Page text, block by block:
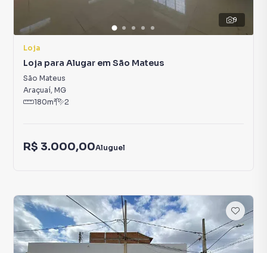
9
Loja
Loja para Alugar em São Mateus
São Mateus
Araçuaí, MG
180m² 2
R$ 3.000,00Aluguel